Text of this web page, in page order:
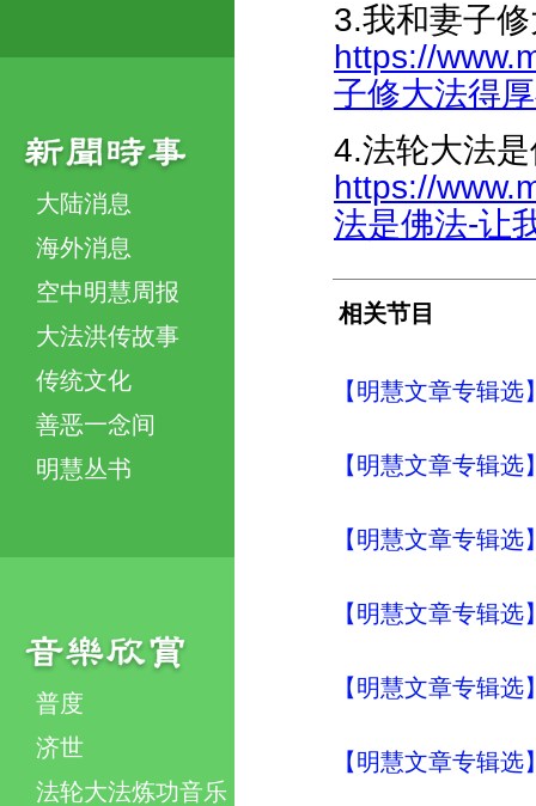
大陆消息
海外消息
空中明慧周报
大法洪传故事
传统文化
善恶一念间
明慧丛书
普度
济世
法轮大法炼功音乐
3.我和妻子
https://
子修大法得
4.法轮大法
https://
法是佛法-让
相关节目
【明慧文章专辑
【明慧文章专辑
【明慧文章专辑
【明慧文章专辑
【明慧文章专辑
【明慧文章专辑